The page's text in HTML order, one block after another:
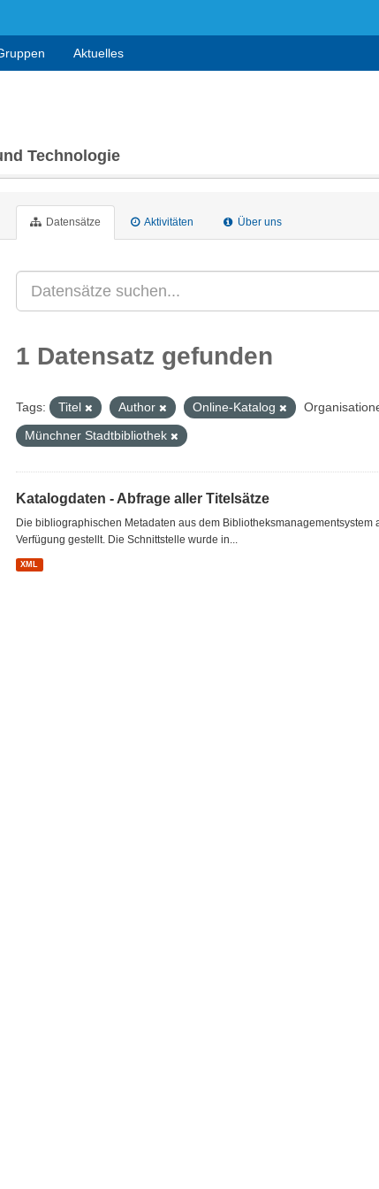
Aktuelles
Technologie
Datensätze Aktivitäten Über uns
1 Datensatz gefunden
Tags: Titel Author Online-Katalog
Münchner Stadtbibliothek
Katalogdaten - Abfrage aller Titelsätze
Die bibliographischen Metadaten aus dem
Verfügung gestellt. Die Schnittstelle wurde in...
XML